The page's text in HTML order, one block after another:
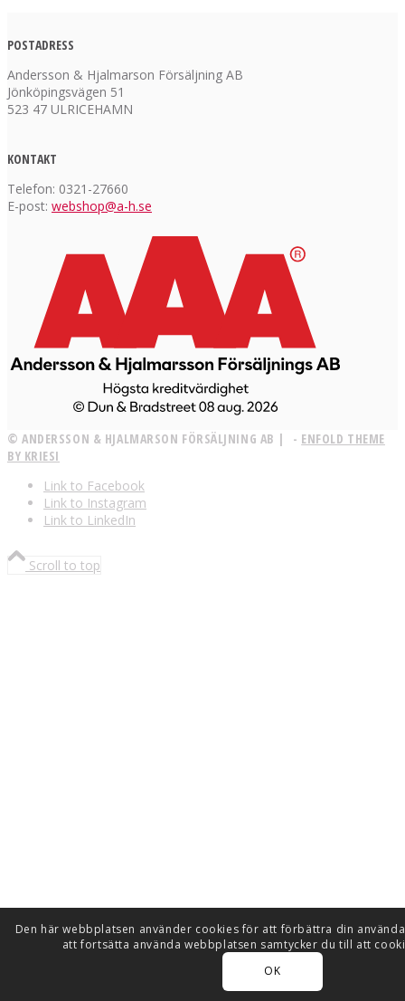
POSTADRESS
Andersson & Hjalmarson Försäljning AB
Jönköpingsvägen 51
523 47 ULRICEHAMN
KONTAKT
Telefon: 0321-27660
E-post: webshop@a-h.se
© ANDERSSON & HJALMARSON FÖRSÄLJNING AB | - ENFOLD THEME
BY KRIESI
Link to Facebook
Link to Instagram
Link to LinkedIn
Scroll to top
Den här webbplatsen använder cookies för att förbättra din
att fortsätta använda webbplatsen samtycker du till att
OK